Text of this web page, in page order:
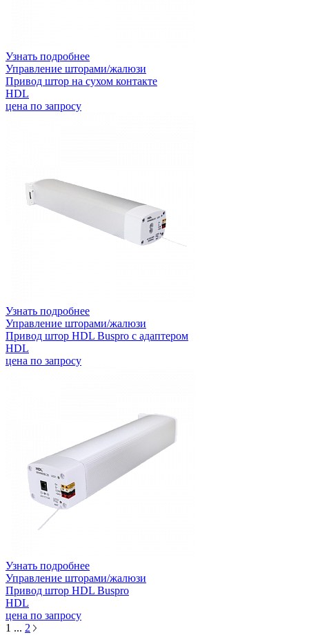
Узнать подробнее
Управление шторами/жалюзи
Привод штор на сухом контакте
HDL
цена по запросу
Узнать подробнее
Управление шторами/жалюзи
Привод штор HDL Buspro с адаптером
HDL
цена по запросу
Узнать подробнее
Управление шторами/жалюзи
Привод штор HDL Buspro
HDL
цена по запросу
1 ... 2